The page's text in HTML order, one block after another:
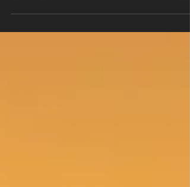
Calestenia...